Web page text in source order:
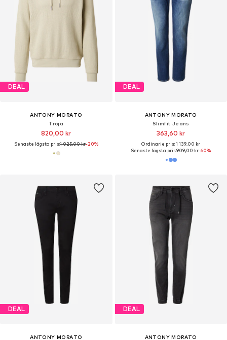
DEAL
ANTONY MORATO
Tröja
820,00 kr
Senaste lägsta pris:1 025,00 kr-20%
DEAL
ANTONY MORATO
Slimfit Jeans
363,60 kr
Ordinarie pris: 1 139,00 kr
Senaste lägsta pris:909,00 kr-60%
DEAL
ANTONY MORATO
DEAL
ANTONY MORATO